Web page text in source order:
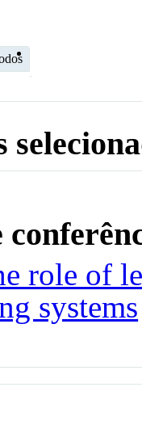
role of
systems